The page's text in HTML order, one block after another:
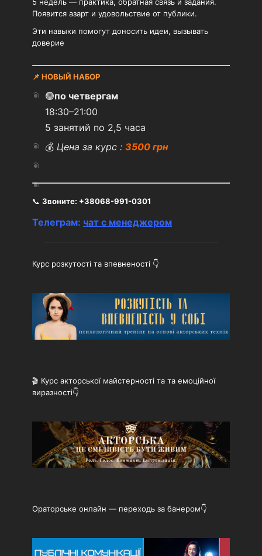
5 недель — практика, обратная связь и задания.
Появится азарт и удовольствие от публики.
Эти навыки помогут доносить идеи, вызывать
доверие
📌 НОВЫЙ НАБОР
🟢по четвергам
18:30–21:00
5 занятий по 2,5 часа
💰 Цена за курс : 3500 грн
📞 Звоните: +38068-991-0301
Телеграм: чат с менеджером
Курс розкутості та впевненості 👇
🎬 Курс акторської майстерності та та емоційної
виразності👇
Ораторське онлайн — переходь за банером👇